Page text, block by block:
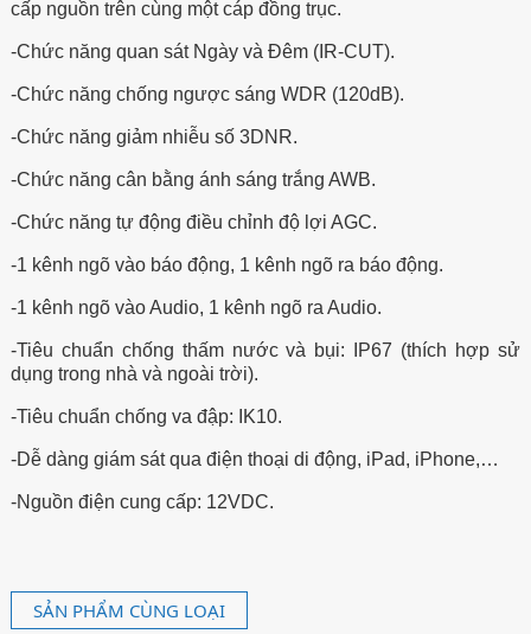
cấp nguồn trên cùng một cáp đồng trục.
-Chức năng quan sát Ngày và Đêm (IR-CUT).
-Chức năng chống ngược sáng WDR (120dB).
-Chức năng giảm nhiễu số 3DNR.
-Chức năng cân bằng ánh sáng trắng AWB.
-Chức năng tự động điều chỉnh độ lợi AGC.
-1 kênh ngõ vào báo động, 1 kênh ngõ ra báo động.
-1 kênh ngõ vào Audio, 1 kênh ngõ ra Audio.
-Tiêu chuẩn chống thấm nước và bụi: IP67 (thích hợp sử
dụng trong nhà và ngoài trời).
-Tiêu chuẩn chống va đập: IK10.
-Dễ dàng giám sát qua điện thoại di động, iPad, iPhone,…
-Nguồn điện cung cấp: 12VDC.
SẢN PHẨM CÙNG LOẠI